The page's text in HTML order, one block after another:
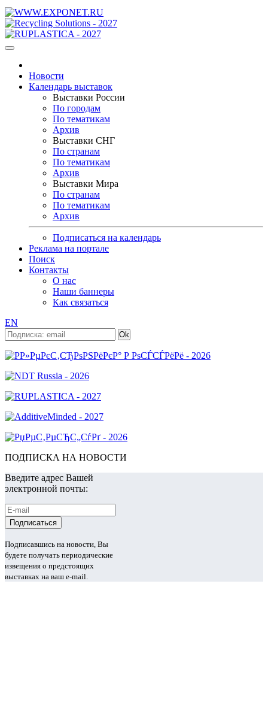
Новости
Календарь выставок
Выставки России
По городам
По тематикам
Архив
Выставки СНГ
По странам
По тематикам
Архив
Выставки Мира
По странам
По тематикам
Архив
Подписаться на календарь
Реклама на портале
Поиск
Контакты
О нас
Наши баннеры
Как связаться
EN
ПОДПИСКА НА НОВОСТИ
Введите адрес Вашей
электронной почты:
Подписавшись на новости, Вы
будете получать периодические
извещения о предстоящих
выставках на ваш e-mail.